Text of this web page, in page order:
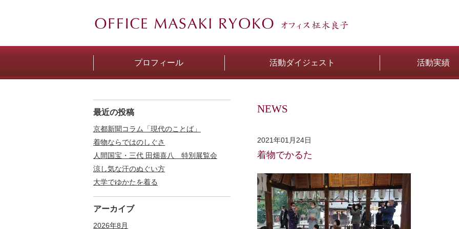
プロフィール 活動ダイジェスト 活動実績
NEWS
2021年01月24日
着物でかるた
最近の投稿
京都新聞コラム「現代のことば」
着物ならではのしぐさ
人間国宝・三代 田畑喜八 特別展覧会
涼し気な汗のぬぐい方
大学でゆかたを着る
アーカイブ
2026年8月